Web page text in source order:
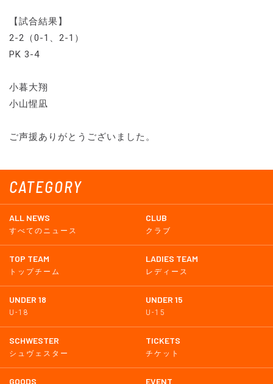
CATEGORY
ALL NEWS
すべてのニュース
CLUB
クラブ
TOP TEAM
トップチーム
LADIES TEAM
レディース
UNDER 18
U-18
UNDER 15
U-15
SCHWESTER
シュヴェスター
TICKETS
チケット
GOODS EVENT
【試合結果】
2-2（0-1、2-1）
PK 3-4
小暮大翔
小山惺凪
ご声援ありがとうございました。